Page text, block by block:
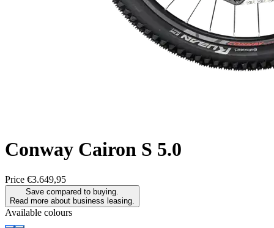
Conway Cairon S 5.0
Price €3.649,95
Save compared to buying.
Read more about business leasing.
Available colours